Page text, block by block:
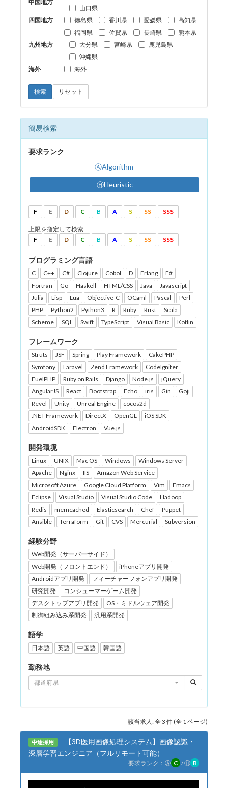
中国地方
山口県
四国地方
徳島県 香川県 愛媛県 高知県
九州地方
福岡県 佐賀県 長崎県
熊本県
大分県
宮崎県
鹿児島県
沖縄県
海外
海外
検索 リセット
簡易検索
要求ランク
ⒶAlgorithm
ⒽHeuristic
F E D C B A S SS SSS
上限を指定して検索
F
E D C B A S SS SSS
プログラミング言語
C C++ C# Clojure Cobol D Erlang
F#
Fortran
Go Haskell HTML/CSS Java
Javascript
Julia
Lisp Lua Objective-C OCaml Pascal
Perl
PHP
Python2 Python3 R Ruby Rust
Scala
Scheme
SQL Swift TypeScript Visual Basic Kotlin
フレームワーク
Struts JSF Spring Play Framework
CakePHP
Symfony
Laravel Zend Framework
CodeIgniter
FuelPHP
Ruby on Rails Django Node.js
jQuery
AngularJS
React Bootstrap Echo iris Gin
Goji
Revel
Unity Unreal Engine
cocos2d
.NET Framework
DirectX OpenGL
iOS SDK
AndroidSDK
Electron Vue.js
開発環境
Linux UNIX Mac OS Windows
Windows Server
Apache
Nginx IIS
Amazon Web Service
Microsoft Azure
Google Cloud Platform Vim
Emacs
Eclipse
Visual Studio Visual Studio Code
Hadoop
Redis
memcached Elasticsearch Chef
Puppet
Ansible
Terraform Git CVS Mercurial Subversion
経験分野
Web開発（サーバーサイド）
Web開発（フロントエンド）
iPhoneアプリ開発
Androidアプリ開発
フィーチャーフォンアプリ開発
研究開発
コンシューマーゲーム開発
デスクトップアプリ開発
OS・ミドルウェア開発
制御組み込み系開発
汎用系開発
語学
日本語 英語 中国語 韓国語
勤務地
都道府県
該当求人: 全 3 件 (全 1 ページ)
中途採用
【3D医用画像処理システム】画像認識・
深層学習エンジニア（フルリモート可能）
要求ランク： Ⓐ C /Ⓗ B